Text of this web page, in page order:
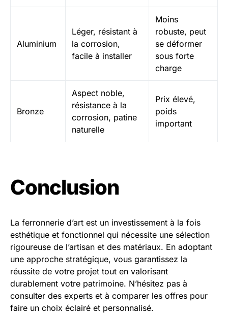
Aluminium
Léger, résistant à
la corrosion,
facile à installer
Moins
robuste, peut
se déformer
sous forte
charge
Bronze
Aspect noble,
résistance à la
corrosion, patine
naturelle
Prix élevé,
poids
important
Conclusion
La ferronnerie d’art est un investissement à la fois
esthétique et fonctionnel qui nécessite une sélection
rigoureuse de l’artisan et des matériaux. En adoptant
une approche stratégique, vous garantissez la
réussite de votre projet tout en valorisant
durablement votre patrimoine. N’hésitez pas à
consulter des experts et à comparer les offres pour
faire un choix éclairé et personnalisé.